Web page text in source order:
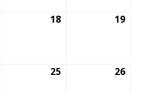
18 19
25 26